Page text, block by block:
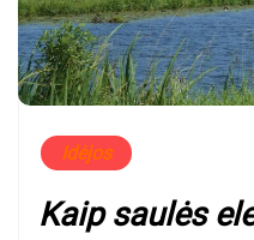
Idėjos
Kaip saulės